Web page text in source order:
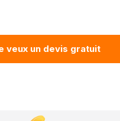
veux un devis gratuit